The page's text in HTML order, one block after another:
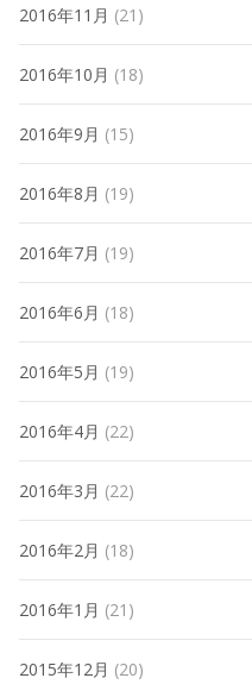
2016年11月 (21)
2016年10月 (18)
2016年9月 (15)
2016年8月 (19)
2016年7月 (19)
2016年6月 (18)
2016年5月 (19)
2016年4月 (22)
2016年3月 (22)
2016年2月 (18)
2016年1月 (21)
2015年12月 (20)